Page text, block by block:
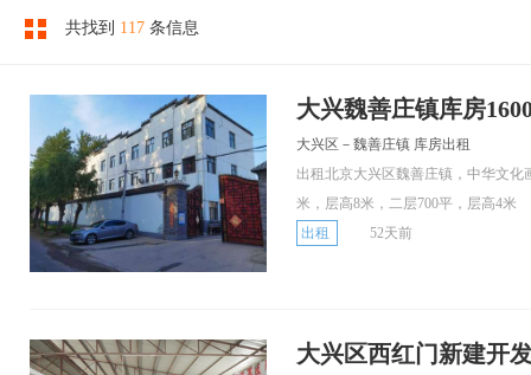
共找到 117 条信息
大兴魏善庄镇库房
大兴区－魏善庄镇 库房出租
出租北京大兴区魏善庄镇，中华文
米，层高8米，二层700平，层高4米
出租
52天前
大兴区西红门新建开